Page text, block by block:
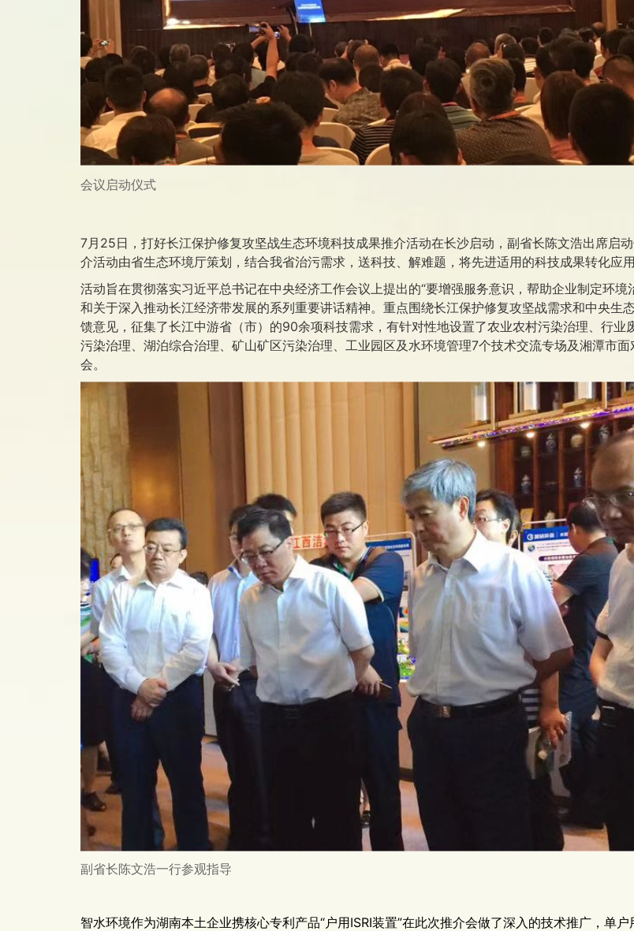
会议启动仪式
7月25日，打好长江保护修复攻坚战生态环境科技成果推介活动在长沙启动，副省长陈文浩出席启
介活动由省生态环境厅策划，结合我省治污需求，送科技、解难题，将先进适用的科技成果转化应用
活动旨在贯彻落实习近平总书记在中央经济工作会议上提出的“要增强服务意识，帮助企业制定环境
和关于深入推动长江经济带发展的系列重要讲话精神。重点围绕长江保护修复攻坚战需求和中央生
馈意见，征集了长江中游省（市）的90余项科技需求，有针对性地设置了农业农村污染治理、行业
污染治理、湖泊综合治理、矿山矿区污染治理、工业园区及水环境管理7个技术交流专场及湘潭市面
会。
副省长陈文浩一行参观指导
智水环境作为湖南本土企业携核心专利产品“户用ISRI装置”在此次推介会做了深入的技术推广，单户